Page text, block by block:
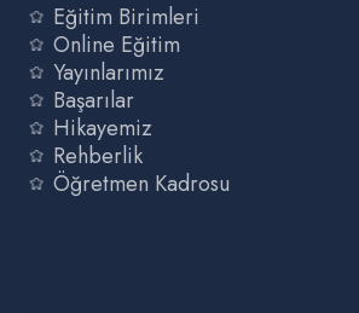
Eğitim Birimleri
Online Eğitim
Yayınlarımız
Başarılar
Hikayemiz
Rehberlik
Öğretmen Kadrosu